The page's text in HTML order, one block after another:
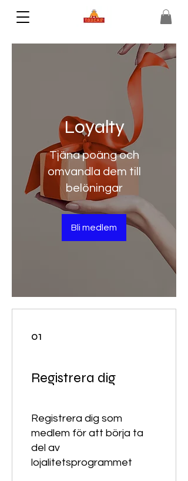
Loyalty
Tjäna poäng och
omvandla dem till
belöningar
Bli medlem
01
Registrera dig
Registrera dig som
medlem för att börja ta
del av
lojalitetsprogrammet